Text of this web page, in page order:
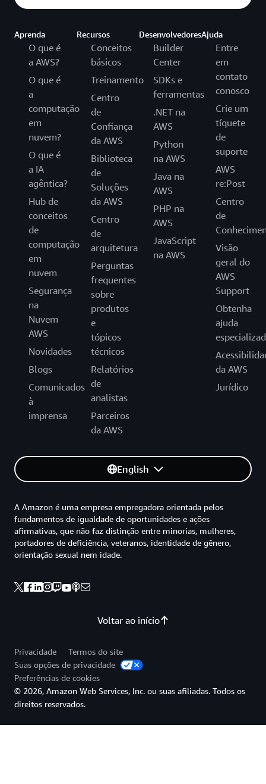
Aprenda
O que é
a AWS?
O que é
a
computação
em
nuvem?
O que é
a IA
agêntica?
Hub de
conceitos
de
computação
em
nuvem
Segurança
na
Nuvem
AWS
Novidades
Blogs
Comunicados
à
imprensa
Recursos
Conceitos
básicos
Treinamento
Centro
de
Confiança
da AWS
Biblioteca
de
Soluções
da AWS
Centro
de
arquitetura
Perguntas
frequentes
sobre
produtos
e
tópicos
técnicos
Relatórios
de
analistas
Parceiros
da AWS
Desenvolvedores
Builder
Center
SDKs e
ferramentas
.NET na
AWS
Python
na AWS
Java na
AWS
PHP na
AWS
JavaScript
na AWS
Ajuda
Entre
em
contato
conosco
Crie um
tíquete
de
suporte
AWS
re:Post
Centro
de
Visão
geral do
AWS
Support
Obtenha
ajuda
da AWS
Jurídico
English
Voltar ao início
A Amazon é uma empresa empregadora orientada pelos
fundamentos de igualdade de oportunidades e ações
afirmativas, que não faz distinção entre minorias, mulheres,
portadores de deficiência, veteranos, identidade de gênero,
orientação sexual nem idade.
Privacidade
Termos do site
Suas opções de privacidade
Preferências de cookies
© 2026, Amazon Web Services, Inc. ou suas afiliadas. Todos os
direitos reservados.